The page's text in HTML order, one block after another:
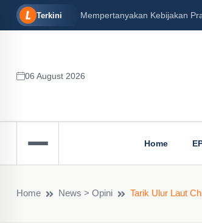
Terkini Mempertanyakan Kebijakan
06 August 2026
Home
Home News > Opini Tarik Ulur Laut